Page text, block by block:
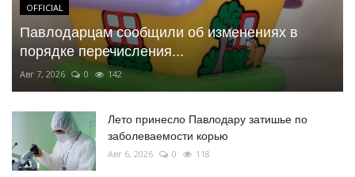
OFFICIAL
Павлодарцам сообщили об изменениях в
порядке перечисления...
Авг 7, 2026 0 142
Лето принесло Павлодару затишье по
заболеваемости корью
Авг 6, 2026 0 118